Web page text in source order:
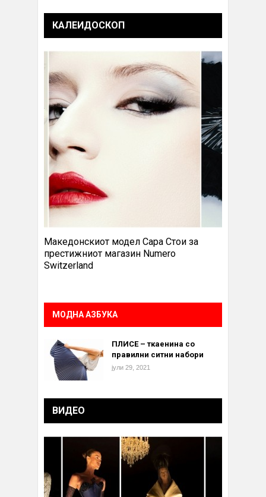
КАЛЕИДОСКОП
Македонскиот модел Сара Стои за
престижниот магазин Numero
Switzerland
МОДНА АЗБУКА
ПЛИСЕ – ткаенина со
правилни ситни набори
јули 29, 2021
ВИДЕО